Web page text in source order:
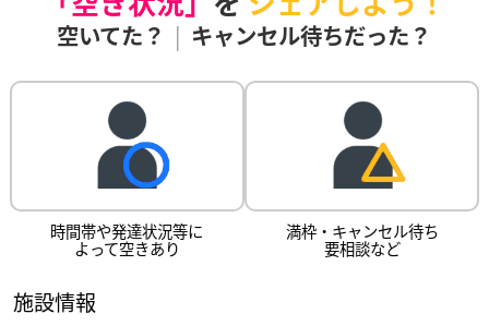
空いてた？ | キャンセル待ちだった？
時間帯や発達状況等に
よって空きあり
満枠・キャンセル待ち
要相談など
施設情報